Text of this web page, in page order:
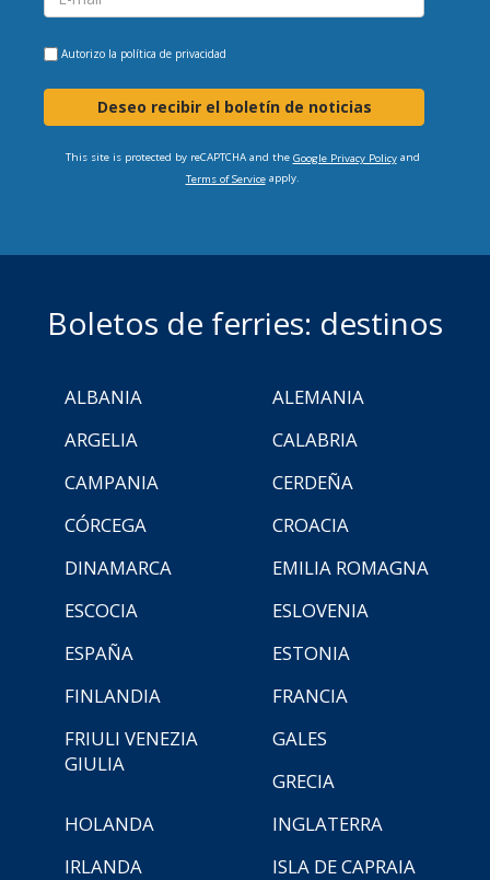
Autorizo la política de privacidad
Deseo recibir el boletín de noticias
This site is protected by reCAPTCHA and the Google Privacy Policyand
Terms of Serviceapply.
Boletos de ferries: destinos
ALBANIA
ALEMANIA
ARGELIA
CALABRIA
CAMPANIA
CERDEÑA
CÓRCEGA
CROACIA
DINAMARCA
EMILIA ROMAGNA
ESCOCIA
ESLOVENIA
ESPAÑA
ESTONIA
FINLANDIA
FRANCIA
FRIULI VENEZIA
GIULIA
GALES
GRECIA
HOLANDA
INGLATERRA
IRLANDA
ISLA DE CAPRAIA